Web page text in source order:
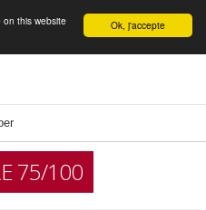
English Ok, j'accepte
this website
75/100